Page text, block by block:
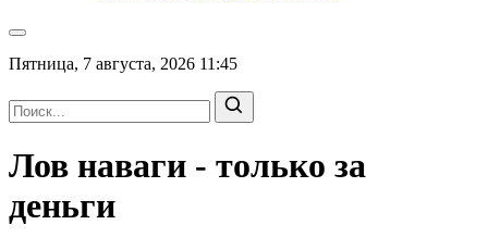
Пятница, 7 августа, 2026 11:45
Лов наваги - только за
деньги